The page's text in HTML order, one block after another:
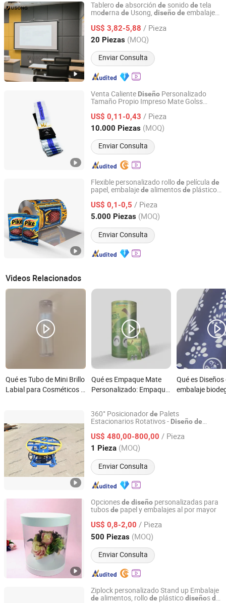
Tablerode absorción de sonidode tela
moderna de Usong, diseñode embalaje
US$ 3,82-5,88 / Pieza
20 Piezas (MOQ)
Enviar Consulta
Shanghai Usong New Material Technology Co., Ltd.
Shanghai, China Desde 2024
Venta Caliente Diseño Personalizado
Tamaño Propio Impreso Mate Golss
Cierre Comida A Prueba
1oz Zipper Bolsas Mylar
US$ 0,11-0,43 / Pieza
10.000 Piezas (MOQ)
Enviar Consulta
IDO Technology Industries Co., Limited
Guangdong, China Desde 2023
Flexible personalizado rollode película de
papel, embalajede alimentosde plástico
US$ 0,1-0,5 / Pieza
5.000 Piezas (MOQ)
Enviar Consulta
Foshan Tongsu Packaging Technology Co., Ltd.
Guangdong, China Desde 2024
Videos Relacionados
Qué es Tubo de Mini Brillo
Labial para Cosméticos -
Qué es Empaque Mate
Personalizado: Empaque
Plástica, Diseños de
Película Plástica en Rollo
Qué es Diseños
embalaje
redonda
360° Posicionadorde Palets
Estacionarios Rotativos - Diseñode
Almacén
US$ 480,00-800,00 / Pieza
1 Pieza (MOQ)
Enviar Consulta
Qingdao Sinofirst Machinery Co., Ltd.
Shandong, China Desde 2015
Opcionesde diseño personalizadas para
tubosde papel y embalajes al por mayor
US$ 0,8-2,00 / Pieza
500 Piezas (MOQ)
Enviar Consulta
Dongguan Bailuo Gift Box Packaging CO.,LTD
Guangdong, China Desde 2025
Ziplock personalizado Stand up Embalaje
de alimentos, rollode plásticodiseñosde